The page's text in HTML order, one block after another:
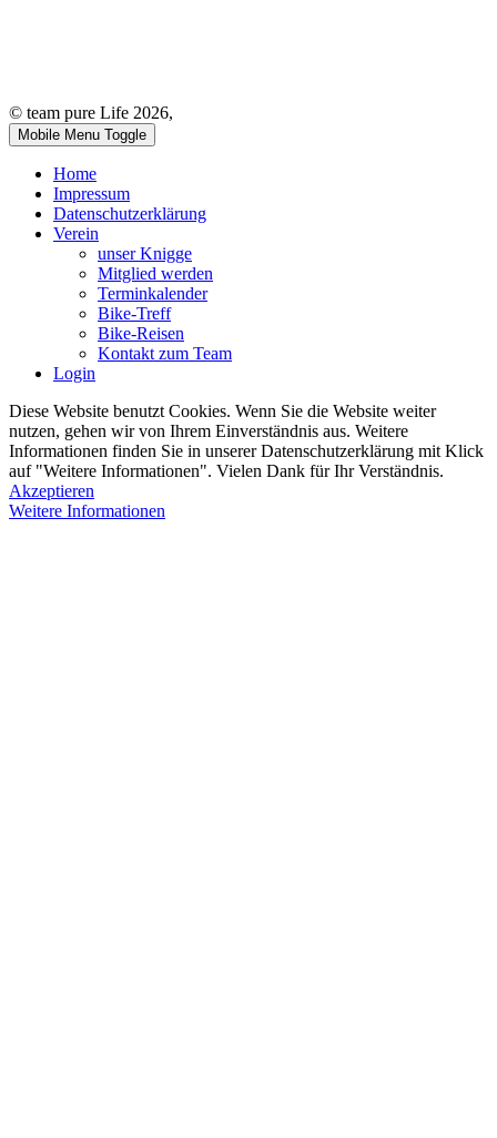
© team pure Life 2026,
Mobile Menu Toggle
Home
Impressum
Datenschutzerklärung
Verein
unser Knigge
Mitglied werden
Terminkalender
Bike-Treff
Bike-Reisen
Kontakt zum Team
Login
Diese Website benutzt Cookies. Wenn Sie die Website weiter
nutzen, gehen wir von Ihrem Einverständnis aus. Weitere
Informationen finden Sie in unserer Datenschutzerklärung mit Klick
auf "Weitere Informationen". Vielen Dank für Ihr Verständnis.
Akzeptieren
Weitere Informationen